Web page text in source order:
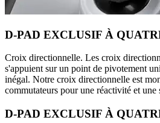
D-PAD EXCLUSIF À
Croix directionnelle. Les croix
s'appuient sur un point de pivotement
inégal. Notre croix directionnelle est
commutateurs pour une réactivité et une
D-PAD EXCLUSIF À